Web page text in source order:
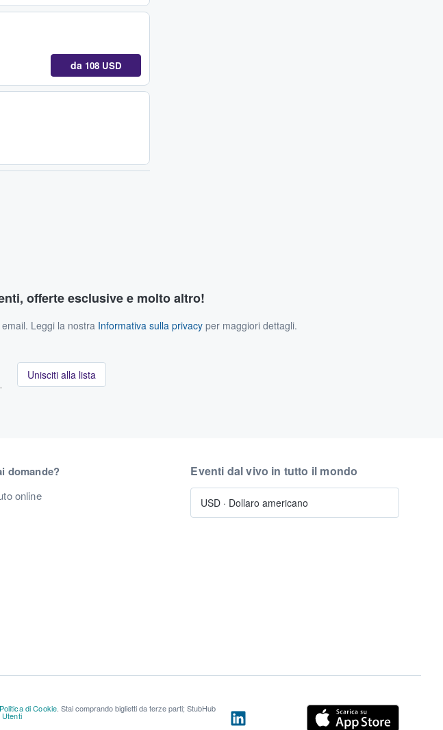
da 108 USD
offerte esclusive e molto altro!
Leggi la nostra Informativa sulla privacyper maggiori dettagli.
Unisciti alla lista
domande?
online
Eventi dal vivo in tutto il mondo
USD · Dollaro americano
Politica di Cookie . Stai comprando biglietti da terze parti; StubHub